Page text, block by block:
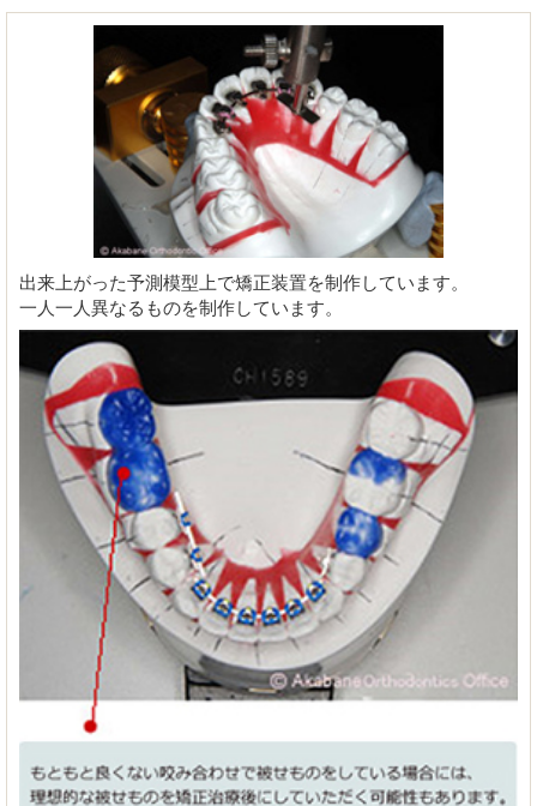
出来上がった予測模型上で矯正装置を制作しています。
一人一人異なるものを制作しています。